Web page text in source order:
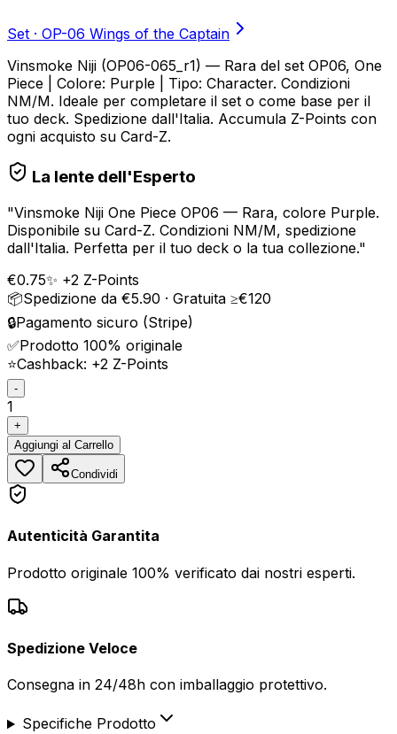
Set · OP-06 Wings of the Captain
Vinsmoke Niji (OP06-065_r1) — Rara del set OP06, One
Piece | Colore: Purple | Tipo: Character. Condizioni
NM/M. Ideale per completare il set o come base per il
tuo deck. Spedizione dall'Italia. Accumula Z-Points con
ogni acquisto su Card-Z.
La lente dell'Esperto
"Vinsmoke Niji One Piece OP06 — Rara, colore Purple.
Disponibile su Card-Z. Condizioni NM/M, spedizione
dall'Italia. Perfetta per il tuo deck o la tua collezione."
€0.75✨ +2 Z-Points
📦Spedizione da €5.90 · Gratuita ≥€120
🔒Pagamento sicuro (Stripe)
✅Prodotto 100% originale
⭐Cashback: +2 Z-Points
-
1
+
Aggiungi al Carrello
Condividi
Autenticità Garantita
Prodotto originale 100% verificato dai nostri esperti.
Spedizione Veloce
Consegna in 24/48h con imballaggio protettivo.
Specifiche Prodotto